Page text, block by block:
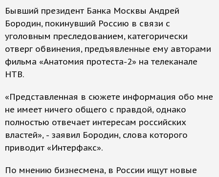
Бывший президент Банка Москвы Андрей
Бородин, покинувший Россию в связи с
уголовным преследованием, категорически
отверг обвинения, предъявленные ему авторами
фильма «Анатомия протеста-2» на телеканале
НТВ.
«Представленная в сюжете информация обо мне
не имеет ничего общего с правдой, однако
полностью отвечает интересам российских
властей», - заявил Бородин, слова которого
приводит «Интерфакс».
По мнению бизнесмена, в России ищут новые